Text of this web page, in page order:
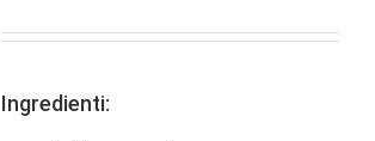
Ingredienti: